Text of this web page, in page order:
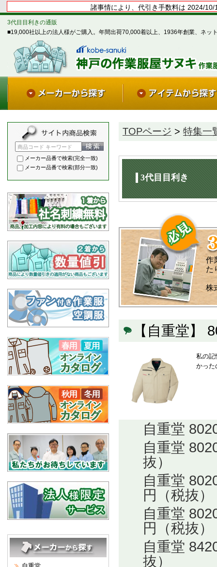
諸事情により、代引き手数料は 2024/
3代目目利きの通販
■19,000社以上の法人様がご購入。年間出荷70,000着以上、1936年創業、ネッ
TOPページ > 特集一
3代目目利き
作
た
株
【自重堂
私の記
かった
自重堂
自重堂
抜）
自重堂
円（税抜）
自重堂
円（税抜）
自重堂
抜）
商品コード キーワード
メーカー品番で検索(完全一致)
メーカー品番で検索(部分一致)